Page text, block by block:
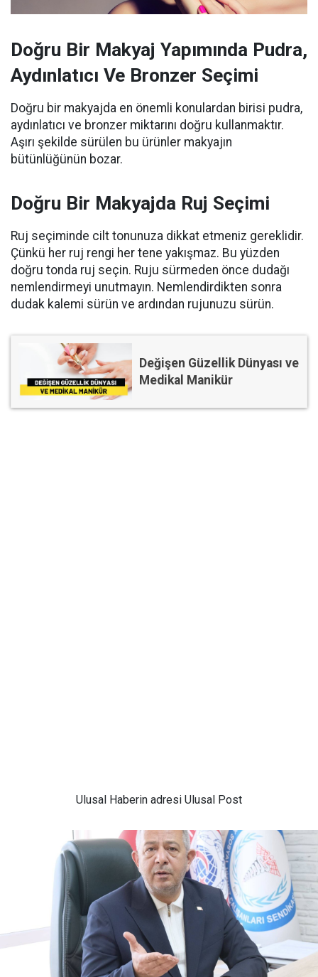
Doğru Bir Makyaj Yapımında Pudra,
Aydınlatıcı Ve Bronzer Seçimi
Doğru bir makyajda en önemli konulardan birisi pudra,
aydınlatıcı ve bronzer miktarını doğru kullanmaktır.
Aşırı şekilde sürülen bu ürünler makyajın
bütünlüğünün bozar.
Doğru Bir Makyajda Ruj Seçimi
Ruj seçiminde cilt tonunuza dikkat etmeniz gereklidir.
Çünkü her ruj rengi her tene yakışmaz. Bu yüzden
doğru tonda ruj seçin. Ruju sürmeden önce dudağı
nemlendirmeyi unutmayın. Nemlendirdikten sonra
dudak kalemi sürün ve ardından rujunuzu sürün.
Değişen Güzellik Dünyası ve
Medikal Manikür
Ulusal Haberin adresi Ulusal Post